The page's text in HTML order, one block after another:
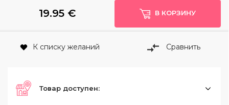
19.95€ В КОРЗИНУ
К списку желаний Сравнить
Товар доступен: